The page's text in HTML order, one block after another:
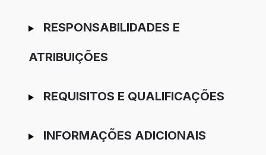
RESPONSABILIDADES E
ATRIBUIÇÕES
REQUISITOS E QUALIFICAÇÕES
INFORMAÇÕES ADICIONAIS